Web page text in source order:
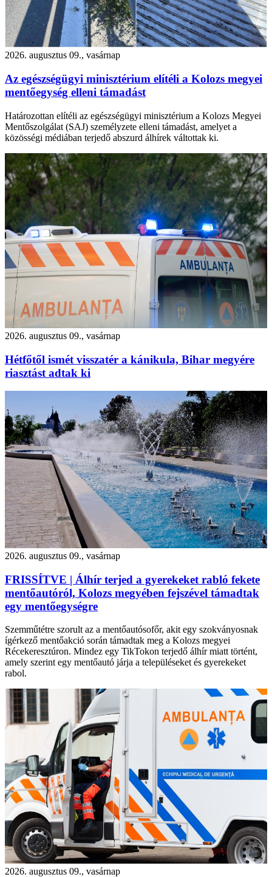
2026. augusztus 09., vasárnap
Az egészségügyi minisztérium elítéli a Kolozs megyei
mentőegység elleni támadást
Határozottan elítéli az egészségügyi minisztérium a Kolozs Megyei
Mentőszolgálat (SAJ) személyzete elleni támadást, amelyet a
közösségi médiában terjedő abszurd álhírek váltottak ki.
2026. augusztus 09., vasárnap
Hétfőtől ismét visszatér a kánikula, Bihar megyére
riasztást adtak ki
2026. augusztus 09., vasárnap
FRISSÍTVE | Álhír terjed a gyerekeket rabló fekete
mentőautóról, Kolozs megyében fejszével támadtak
egy mentőegységre
Szemműtétre szorult az a mentőautósofőr, akit egy szokványosnak
ígérkező mentőakció során támadtak meg a Kolozs megyei
Récekeresztúron. Mindez egy TikTokon terjedő álhír miatt történt,
amely szerint egy mentőautó járja a településeket és gyerekeket
rabol.
2026. augusztus 09., vasárnap